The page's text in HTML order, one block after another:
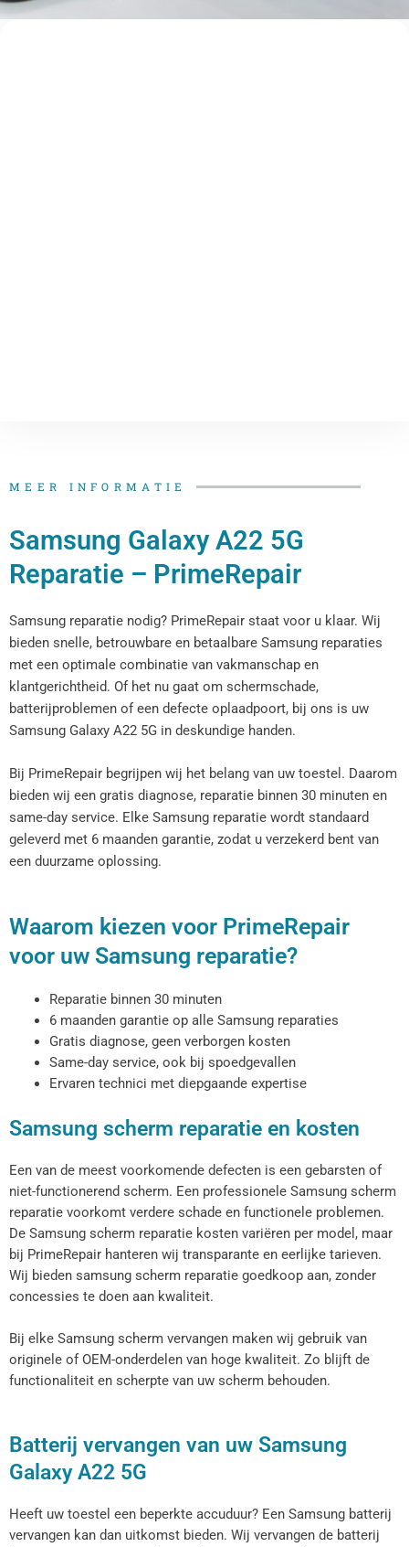
MEER INFORMATIE
Samsung Galaxy A22 5G
Reparatie – PrimeRepair
Samsung reparatie nodig? PrimeRepair staat voor u klaar. Wij
bieden snelle, betrouwbare en betaalbare Samsung reparaties
met een optimale combinatie van vakmanschap en
klantgerichtheid. Of het nu gaat om schermschade,
batterijproblemen of een defecte oplaadpoort, bij ons is uw
Samsung Galaxy A22 5G in deskundige handen.
Bij PrimeRepair begrijpen wij het belang van uw toestel. Daarom
bieden wij een gratis diagnose, reparatie binnen 30 minuten en
same-day service. Elke Samsung reparatie wordt standaard
geleverd met 6 maanden garantie, zodat u verzekerd bent van
een duurzame oplossing.
Waarom kiezen voor PrimeRepair
voor uw Samsung reparatie?
Reparatie binnen 30 minuten
6 maanden garantie op alle Samsung reparaties
Gratis diagnose, geen verborgen kosten
Same-day service, ook bij spoedgevallen
Ervaren technici met diepgaande expertise
Samsung scherm reparatie en kosten
Een van de meest voorkomende defecten is een gebarsten of
niet-functionerend scherm. Een professionele Samsung scherm
reparatie voorkomt verdere schade en functionele problemen.
De Samsung scherm reparatie kosten variëren per model, maar
bij PrimeRepair hanteren wij transparante en eerlijke tarieven.
Wij bieden samsung scherm reparatie goedkoop aan, zonder
concessies te doen aan kwaliteit.
Bij elke Samsung scherm vervangen maken wij gebruik van
originele of OEM-onderdelen van hoge kwaliteit. Zo blijft de
functionaliteit en scherpte van uw scherm behouden.
Batterij vervangen van uw Samsung
Galaxy A22 5G
Heeft uw toestel een beperkte accuduur? Een Samsung batterij
vervangen kan dan uitkomst bieden. Wij vervangen de batterij